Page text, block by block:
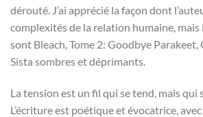
dérouté. J’ai apprécié la façon dont
complexités de la relation humaine, mais
sont Bleach, Tome 2: Goodbye
Sista sombres et déprimants.
La tension est un fil qui se tend, mais qui
L’écriture est poétique et évocatrice,